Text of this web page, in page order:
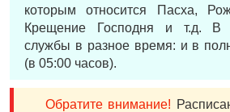
которым относится Пасха,
Крещение Господня и т.д. В
службы в разное время: и в
(в 05:00 часов).
Обратите внимание!